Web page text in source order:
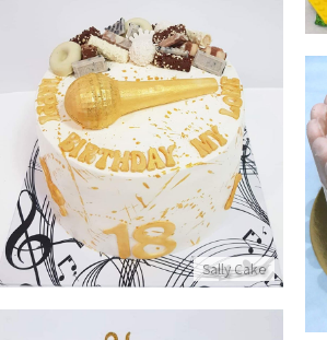
Sally Cake
עוגת מיוזיקלי וטיק טוק עם ממתקים לגיל 18
פרטים נוספים מעוצבת